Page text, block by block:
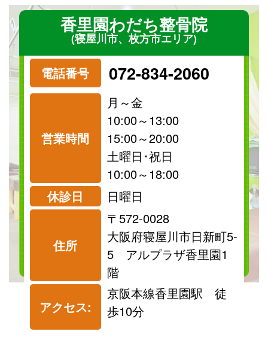
香里園わだち整骨院
(寝屋川市、枚方市エリア)
電話番号 072-834-2060
営業時間
月～金
10:00～13:00
15:00～20:00
土曜日･祝日
10:00～18:00
休診日
日曜日
住所
〒572-0028
大阪府寝屋川市日新町5-
5 アルプラザ香里園1
階
アクセス:
京阪本線香里園駅 徒
歩10分
祝日
診療可
保険
診療可
料金表を見る